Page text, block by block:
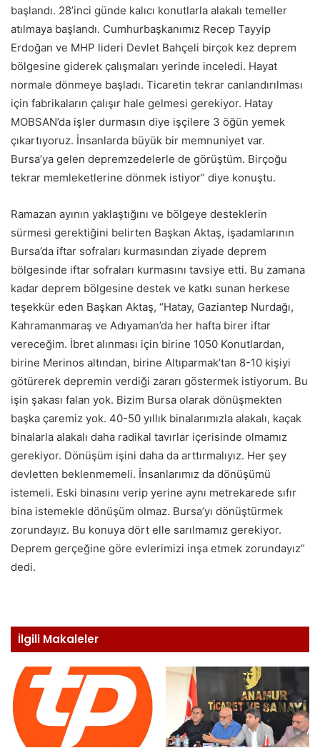
başlandı. 28’inci günde kalıcı konutlarla alakalı temeller
atılmaya başlandı. Cumhurbaşkanımız Recep Tayyip
Erdoğan ve MHP lideri Devlet Bahçeli birçok kez deprem
bölgesine giderek çalışmaları yerinde inceledi. Hayat
normale dönmeye başladı. Ticaretin tekrar canlandırılması
için fabrikaların çalışır hale gelmesi gerekiyor. Hatay
MOBSAN’da işler durmasın diye işçilere 3 öğün yemek
çıkartıyoruz. İnsanlarda büyük bir memnuniyet var.
Bursa’ya gelen depremzedelerle de görüştüm. Birçoğu
tekrar memleketlerine dönmek istiyor” diye konuştu.
Ramazan ayının yaklaştığını ve bölgeye desteklerin
sürmesi gerektiğini belirten Başkan Aktaş, işadamlarının
Bursa’da iftar sofraları kurmasından ziyade deprem
bölgesinde iftar sofraları kurmasını tavsiye etti. Bu zamana
kadar deprem bölgesine destek ve katkı sunan herkese
teşekkür eden Başkan Aktaş, “Hatay, Gaziantep Nurdağı,
Kahramanmaraş ve Adıyaman’da her hafta birer iftar
vereceğim. İbret alınması için birine 1050 Konutlardan,
birine Merinos altından, birine Altıparmak’tan 8-10 kişiyi
götürerek depremin verdiği zararı göstermek istiyorum. Bu
işin şakası falan yok. Bizim Bursa olarak dönüşmekten
başka çaremiz yok. 40-50 yıllık binalarımızla alakalı, kaçak
binalarla alakalı daha radikal tavırlar içerisinde olmamız
gerekiyor. Dönüşüm işini daha da arttırmalıyız. Her şey
devletten beklenmemeli. İnsanlarımız da dönüşümü
istemeli. Eski binasını verip yerine aynı metrekarede sıfır
bina istemekle dönüşüm olmaz. Bursa’yı dönüştürmek
zorundayız. Bu konuya dört elle sarılmamız gerekiyor.
Deprem gerçeğine göre evlerimizi inşa etmek zorundayız”
dedi.
İlgili Makaleler